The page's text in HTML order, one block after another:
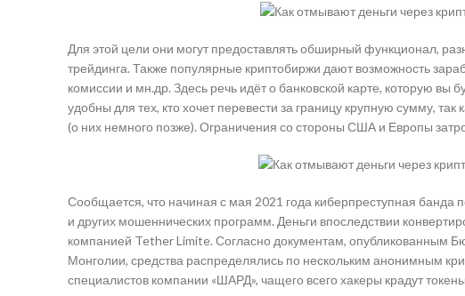
Для этой цели они могут предоставлять обширный функционал,
трейдинга. Также популярные криптобиржи дают возможность
комиссии и мн.др. Здесь речь идёт о банковской карте, которую вы
удобны для тех, кто хочет перевести за границу крупную сумму,
(о них немного позже). Ограничения со стороны США и Европы
Сообщается, что начиная с мая 2021 года киберпреступная банда
и других мошеннических программ. Деньги впоследствии
компанией Tether Limite. Согласно документам, опубликованным
Монголии, средства распределялись по нескольким анонимным
специалистов компании «ШАРД», чащего всего хакеры крадут